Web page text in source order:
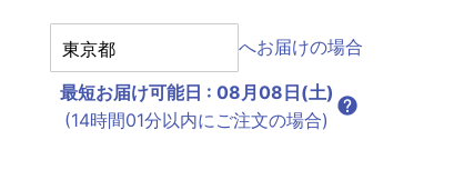
へお届けの場合
最短お届け可能日 : 08月08日(土)
(14時間01分以内にご注文の場合)